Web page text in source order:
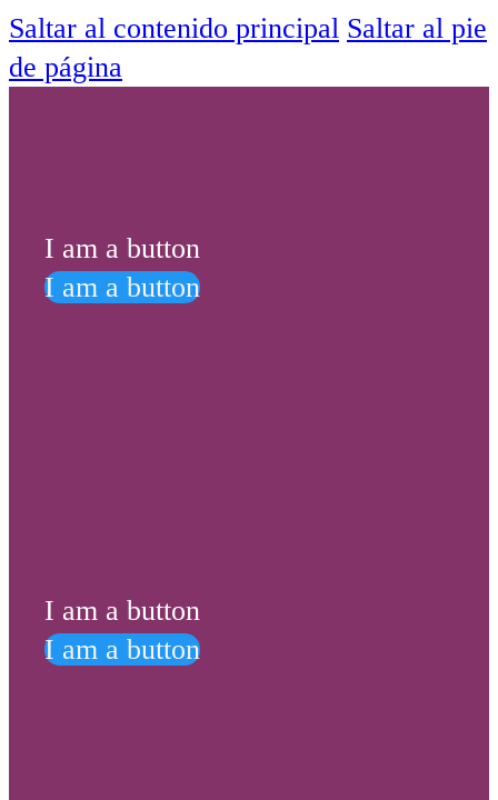
Saltar al contenido principal Saltar al pie
de página
I am a button
I am a button
I am a button
I am a button